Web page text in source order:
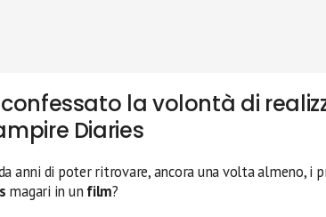
la volontà di
Diaries
anni di poter ritrovare, ancora una volta almeno, i
magari in un film?